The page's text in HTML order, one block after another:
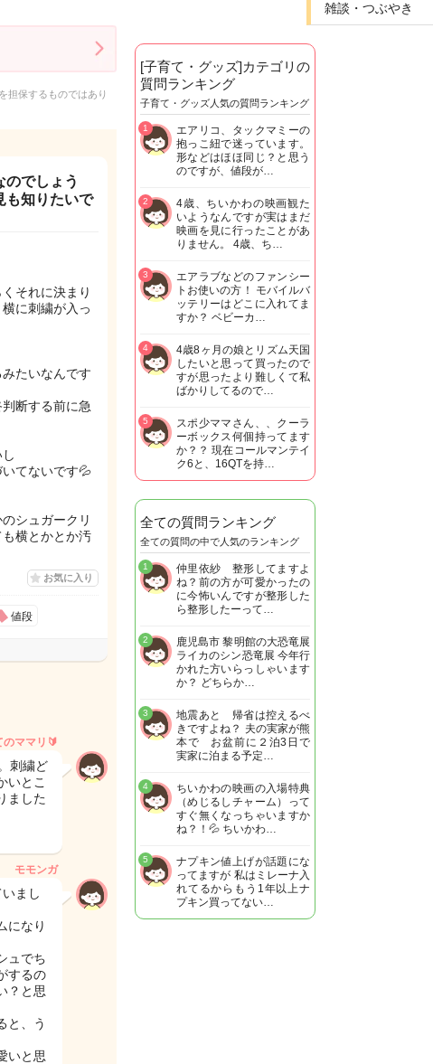
雑談・つぶやき
担保するものではあり
のでしょう
も知りたいで
それに決まり
に刺繍が入っ
たいなんです
断する前に急
いてないです💦
シュガークリ
横とかとか汚
お気に入り
値段
のママリ🔰
刺繍ど
いとこ
ました
モモンガ
まし
になり
ュでち
するの
？と思
と、う
いと思
[子育て・グッズ]カテゴリの
質問ランキング
子育て・グッズ人気の質問ランキング
エアリコ、タックマミーの
抱っこ紐で迷っています。
形などはほほ同じ？と思う
のですが、値段が…
1
4歳、ちいかわの映画観た
いようなんですが実はまだ
映画を見に行ったことがあ
りません。 4歳、ち…
2
エアラブなどのファンシー
トお使いの方！ モバイルバ
ッテリーはどこに入れてま
すか？ ベビーカ…
3
4歳8ヶ月の娘とリズム天国
したいと思って買ったので
すが思ったより難しくて私
ばかりしてるので…
4
スポ少ママさん、、クーラ
ーボックス何個持ってます
か？？ 現在コールマンテイ
ク6と、16QTを持…
5
全ての質問ランキング
全ての質問の中で人気のランキング
仲里依紗 整形してますよ
ね？前の方が可愛かったの
に今怖いんですが整形した
ら整形したーって…
1
鹿児島市 黎明館の大恐竜展
ライカのシン恐竜展 今年行
かれた方いらっしゃいます
か？ どちらか…
2
地震あと 帰省は控えるべ
きですよね？ 夫の実家が熊
本で お盆前に２泊3日で
実家に泊まる予定…
3
ちいかわの映画の入場特典
（めじるしチャーム）って
すぐ無くなっちゃいますか
ね？！💦 ちいかわ…
4
ナプキン値上げが話題にな
ってますが 私はミレーナ入
れてるからもう1年以上ナ
プキン買ってない…
5